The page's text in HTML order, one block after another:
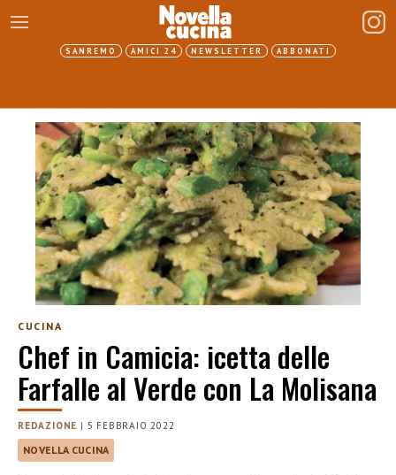
SANREMO AMICI 24 NEWSLETTER ABBONATI
CUCINA
Chef in Camicia: icetta delle
Farfalle al Verde con La Molisana
REDAZIONE | 5 FEBBRAIO 2022
NOVELLA CUCINA